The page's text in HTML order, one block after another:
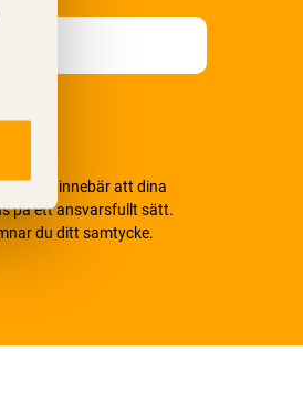
vilket innebär att dina
på ett ansvarsfullt sätt.
du ditt samtycke.